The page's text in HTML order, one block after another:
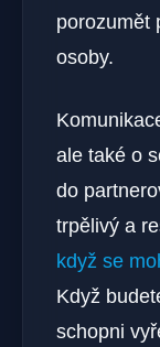
porozumět
osoby.
ale také o
do
trpělivý a
když se
Když
schopni